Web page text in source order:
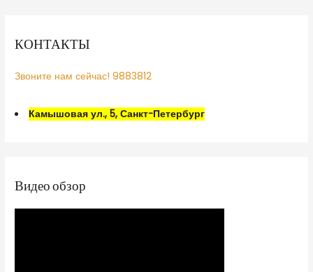
КОНТАКТЫ
Звоните нам сейчас! 9883812
Камышовая ул., 5, Санкт-Петербург
Видео обзор